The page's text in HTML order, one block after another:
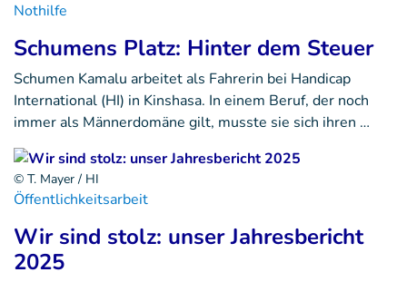
Nothilfe
Schumens Platz: Hinter dem Steuer
Schumen Kamalu arbeitet als Fahrerin bei Handicap
International (HI) in Kinshasa. In einem Beruf, der noch
immer als Männerdomäne gilt, musste sie sich ihren …
© T. Mayer / HI
Öffentlichkeitsarbeit
Wir sind stolz: unser Jahresbericht
2025